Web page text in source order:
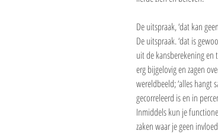
De uitspraak, ‘dat kan
De uitspraak. ‘dat is
uit de kansberekening en
erg bijgelovig en zagen
wereldbeeld; ‘alles hangt
gecorreleerd is en in
Inmiddels kun je
zaken waar je geen